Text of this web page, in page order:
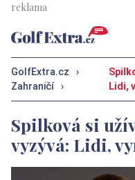
GolfExtra.cz
›
Zahraničí
›
Lidi,
Spilková si
vyzývá: Lidi,